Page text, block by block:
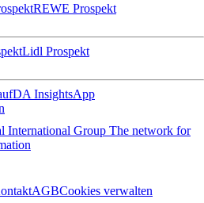
REWE Prospekt
Lidl Prospekt
InsightsApp
International Group The network for
AGBCookies verwalten